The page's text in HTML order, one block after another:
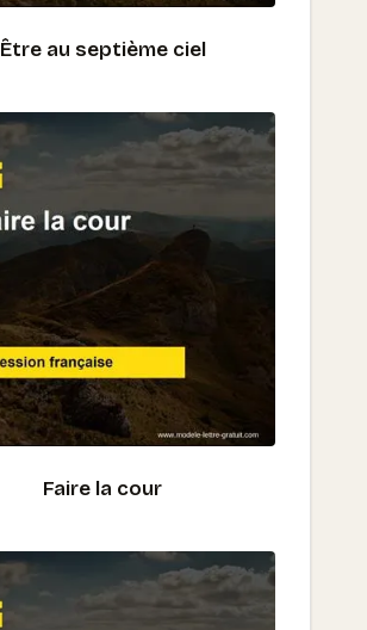
Être au septième ciel
Faire la cour